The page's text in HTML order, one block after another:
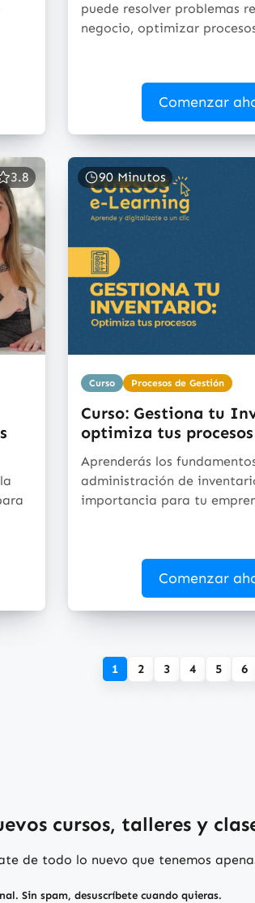
puede resolver problemas
negocio, optimizar
Comenzar
3.8 90 Minutos
Curso Procesos de Gestión
Curso: Gestiona tu
optimiza tus procesos
Aprenderás los
administración de
importancia para tu
Comenzar
1 2 3 4 5 6
cursos, talleres y
de todo lo nuevo que tenemos
Sin spam, desuscríbete cuando quieras.